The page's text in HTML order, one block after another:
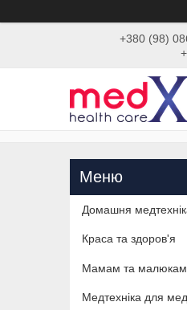
+380 (98)
Домашня
Краса та здоров'я
Мамам та малюкам
Медтехніка для